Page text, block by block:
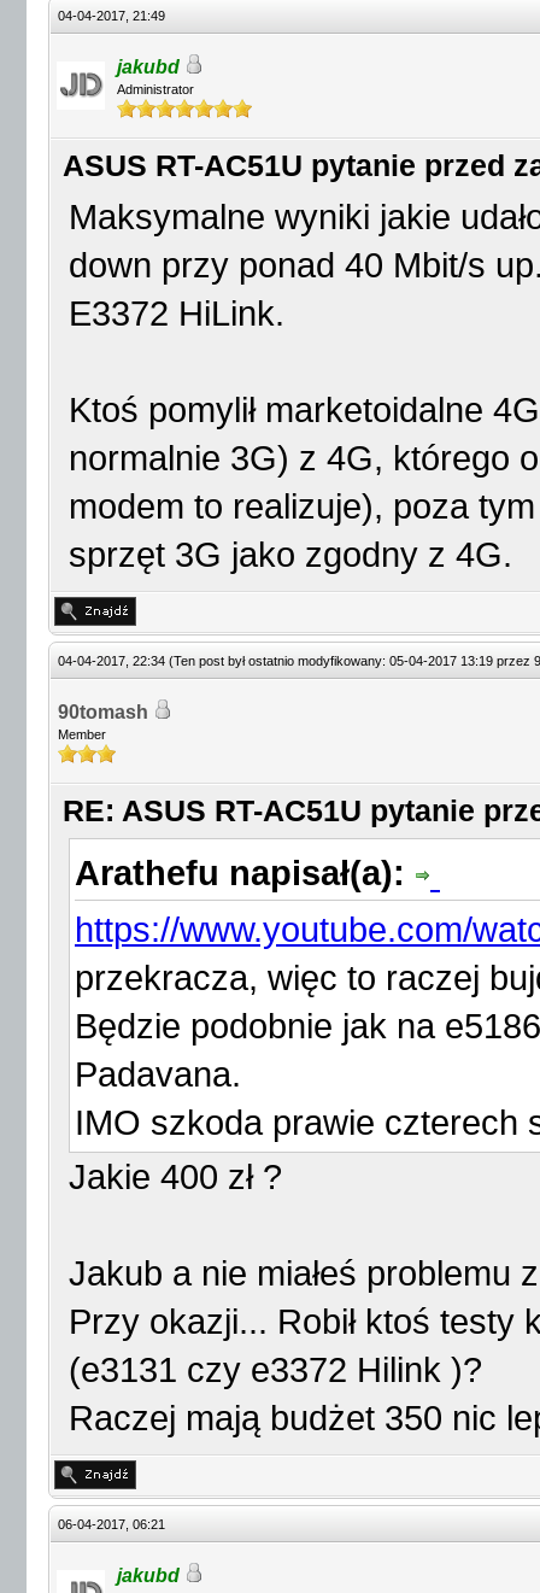
04-04-2017, 21:49
jakubd
Administrator
ASUS RT-AC51U pytanie przed
Maksymalne wyniki jakie
down przy ponad 40 Mbit/s
E3372 HiLink.
Ktoś pomylił marketoidalne
normalnie 3G) z 4G, którego
modem to realizuje), poza
sprzęt 3G jako zgodny z 4G.
04-04-2017, 22:34 (Ten post był ostatnio modyfikowany: 05-04-2017 13:19 przez
90tomash
Member
RE: ASUS RT-AC51U pytanie
Arathefu napisał(a):
https://www.youtube.com/
przekracza, więc to raczej
Będzie podobnie jak na
Padavana.
IMO szkoda prawie czterech
Jakie 400 zł ?
Jakub a nie miałeś problemu
Przy okazji... Robił ktoś
(e3131 czy e3372 Hilink )?
Raczej mają budżet 350 nic
06-04-2017, 06:21
jakubd